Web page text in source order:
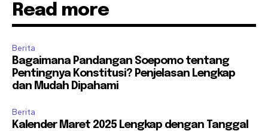
Read more
Berita
Bagaimana Pandangan Soepomo tentang
Pentingnya Konstitusi? Penjelasan Lengkap
dan Mudah Dipahami
Berita
Kalender Maret 2025 Lengkap dengan Tanggal